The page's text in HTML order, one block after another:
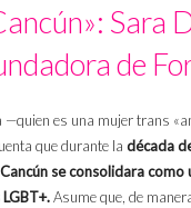
Sara
de
—quien es una mujer trans
que durante la década
se consolidara
Asume que, de